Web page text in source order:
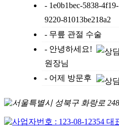
- 1e0b1bec-5838-4f19-
9220-81013be218a2
- 무릎 관절 수술
- 안녕하세요!
원장님
- 어제 방문후